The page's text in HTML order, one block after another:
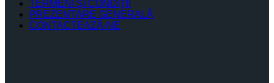
TERMENI ŞI CONDIŢII
PREZENTARE GENERALĂ
CONTACTEAZĂ-NE